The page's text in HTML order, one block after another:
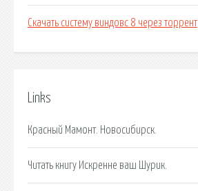
Скачать систему виндовс 8 через торрент
Links
Красный Мамонт. Новосибирск.
Читать книгу Искренне ваш Шурик.